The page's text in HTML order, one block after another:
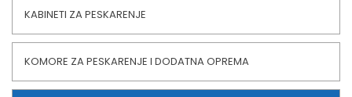
KABINETI ZA PESKARENJE
KOMORE ZA PESKARENJE I DODATNA OPREMA